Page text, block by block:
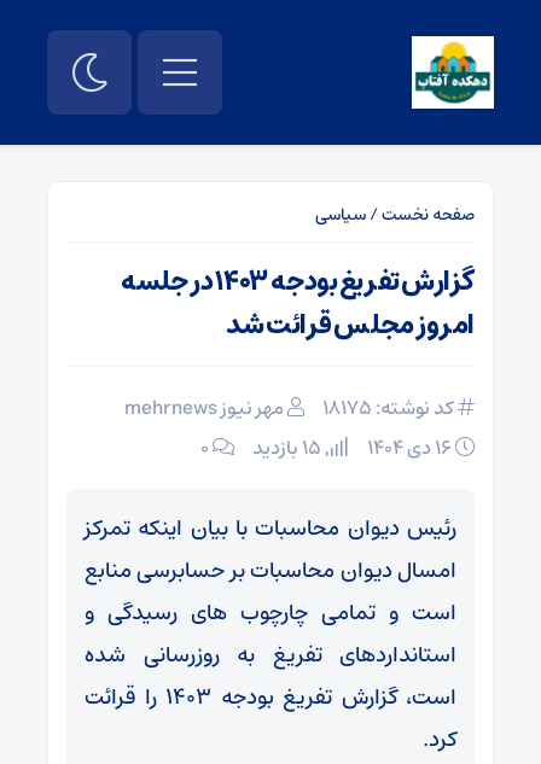
صفحه نخست/سیاسی
گزارش تفریغ بودجه ۱۴۰۳ در جلسه
امروز مجلس قرائت شد
کد نوشته: 18175
مهر نیوز mehrnews
۰
رئیس دیوان محاسبات با بیان اینکه تمرکز
امسال دیوان محاسبات بر حسابرسی منابع
است و تمامی چارچوب های رسیدگی و
استانداردهای تفریغ به روزرسانی شده
است، گزارش تفریغ بودجه ۱۴۰۳ را قرائت
کرد.